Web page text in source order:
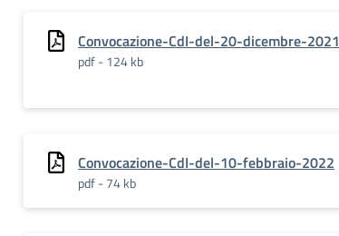
Convocazione-CdI-del-20-dicembre-2021
pdf - 124 kb
Convocazione-CdI-del-10-febbraio-2022
pdf - 74 kb